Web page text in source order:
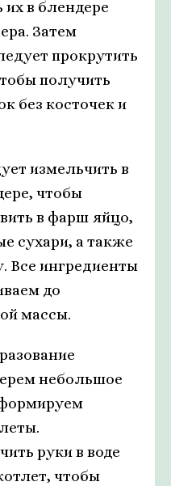
их в блендере
Затем
прокрутить
получить
без косточек и
измельчить в
чтобы
в фарш яйцо,
сухари, а также
Все ингредиенты
до
массы.
небольшое
руки в воде
чтобы